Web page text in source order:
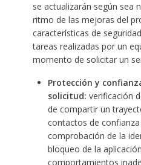
se actualizarán según sea
ritmo de las mejoras del
características de
tareas realizadas por un
momento de solicitar un
Protección y
solicitud: verificación
de compartir un
contactos de
comprobación de la
bloqueo de la
comportamientos